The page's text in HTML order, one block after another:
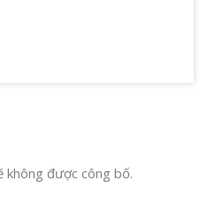
không được công bố.